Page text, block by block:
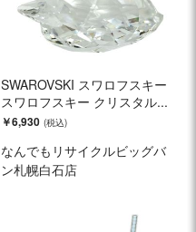
SWAROVSKI スワロフスキー
スワロフスキー クリスタル...
￥6,930
なんでもリサイクルビッグバ
ン札幌白石店